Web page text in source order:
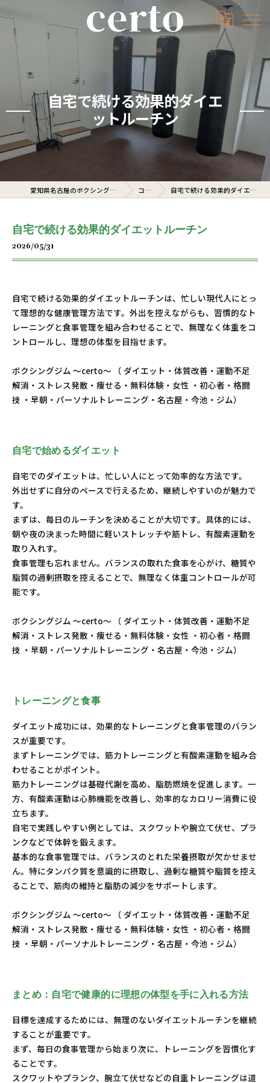
自宅で続ける効果的ダイエ
ットルーチン
愛知県名古屋のボクシングジムならcerto コラム 自宅で続ける効果的ダイエットルーチン
自宅で続ける効果的ダイエットルーチン
2026/05/31
自宅で続ける効果的ダイエットルーチンは、忙しい現代人にとっ
て理想的な健康管理方法です。外出を控えながらも、習慣的なト
レーニングと食事管理を組み合わせることで、無理なく体重をコ
ントロールし、理想の体型を目指せます。
ボクシングジム ～certo～ （ ダイエット・体質改善・運動不足
解消・ストレス発散・痩せる・無料体験・女性 ・初心者・格闘
技 ・早朝・パーソナルトレーニング・名古屋・今池・ジム）
自宅で始めるダイエット
自宅でのダイエットは、忙しい人にとって効率的な方法です。
外出せずに自分のペースで行えるため、継続しやすいのが魅力で
す。
まずは、毎日のルーチンを決めることが大切です。具体的には、
朝や夜の決まった時間に軽いストレッチや筋トレ、有酸素運動を
取り入れす。
食事管理も忘れません。バランスの取れた食事を心がけ、糖質や
脂質の過剰摂取を控えることで、無理なく体重コントロールが可
能です。
ボクシングジム ～certo～ （ ダイエット・体質改善・運動不足
解消・ストレス発散・痩せる・無料体験・女性 ・初心者・格闘
技 ・早朝・パーソナルトレーニング・名古屋・今池・ジム）
トレーニングと食事
ダイエット成功には、効果的なトレーニングと食事管理のバラン
スが重要です。
まずトレーニングでは、筋力トレーニングと有酸素運動を組み合
わせることがポイント。
筋力トレーニングは基礎代謝を高め、脂肪燃焼を促進します。一
方、有酸素運動は心肺機能を改善し、効率的なカロリー消費に役
立ちます。
自宅で実践しやすい例としては、スクワットや腕立て伏せ、プラ
ンクなどで体幹を鍛えます。
基本的な食事管理では、バランスのとれた栄養摂取が欠かせませ
ん。特にタンパク質を意識的に摂取し、過剰な糖質や脂質を控え
ることで、筋肉の維持と脂肪の減少をサポートします。
ボクシングジム ～certo～ （ ダイエット・体質改善・運動不足
解消・ストレス発散・痩せる・無料体験・女性 ・初心者・格闘
技 ・早朝・パーソナルトレーニング・名古屋・今池・ジム）
まとめ：自宅で健康的に理想の体型を手に入れる方法
目標を達成するためには、無理のないダイエットルーチンを継続
することが重要です。
まず、毎日の食事管理から始まり次に、トレーニングを習慣化す
ることです。
スクワットやプランク、腕立て伏せなどの自重トレーニングは道